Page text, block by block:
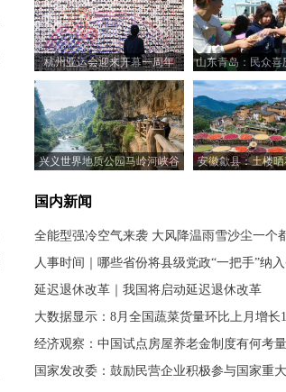
杭州亚运会迎来开幕一周年
山东青岛：民众喜
国友人齐
兴义世界地质公园马岭河峡谷
安徽歙县：土楼晒
国内新闻
全能型强冷空气来袭 大风降温雨雪沙尘一个
人事时间｜哪些省份将县级党政“一把手”纳
延迟退休改革｜我国将启动延迟退休改革
大数据显示：8月全国蔬菜货量环比上月增长
经济观察：中国试点房屋养老金制度有何考
国家发改委：鼓励民营企业积极参与国家重